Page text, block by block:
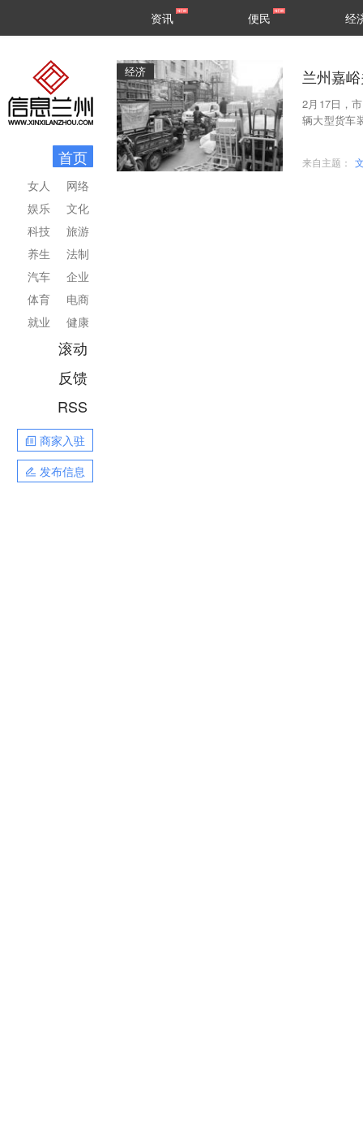
区县
资讯 便民 经
首页
网络
文化
旅游
法制
企业
电商
健康
女人
娱乐
科技
养生
汽车
体育
就业
滚动
反馈
RSS
商家入驻
发布信息
经济 兰州嘉
2月17日，
辆大型货车
来自主题：